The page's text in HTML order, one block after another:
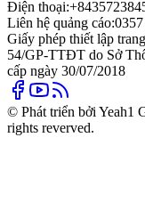
Điện thoại:
Liên hệ quảng cáo:
Giấy phép thiết lập
54/GP-TTĐT do Sở
cấp ngày 30/07/2018
© Phát triển bởi Yeah1
rights reverved.